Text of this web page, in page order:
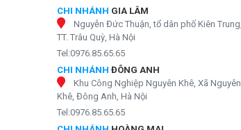
CHI NHÁNH GIA LÂM
Nguyễn Đức Thuận, tổ dân phố Kiên Trung,
TT. Trâu Quỳ, Hà Nội
Tel:0976.85.65.65
CHI NHÁNH ĐÔNG ANH
Khu Công Nghiệp Nguyên Khê, Xã Nguyên
Khê, Đông Anh, Hà Nội
Tel:0976.85.65.65